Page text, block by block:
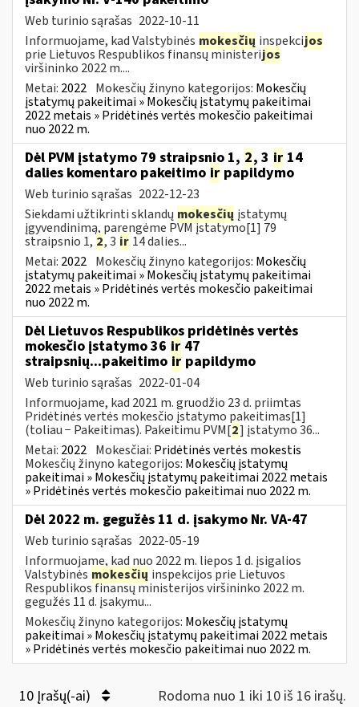
Web turinio sąrašas 2022-10-11
Informuojame, kad Valstybinės mokesčių inspekcijos
prie Lietuvos Respublikos finansų ministerijos
viršininko 2022 m....
Metai: 2022 Mokesčių žinyno kategorijos: Mokesčių
įstatymų pakeitimai » Mokesčių įstatymų pakeitimai
2022 metais » Pridėtinės vertės mokesčio pakeitimai
nuo 2022 m.
Dėl PVM įstatymo 79 straipsnio 1, 2, 3 ir 14
dalies komentaro pakeitimo ir papildymo
Web turinio sąrašas 2022-12-23
Siekdami užtikrinti sklandų mokesčių įstatymų
įgyvendinimą, parengėme PVM įstatymo[1] 79
straipsnio 1, 2, 3 ir 14 dalies...
Metai: 2022 Mokesčių žinyno kategorijos: Mokesčių
įstatymų pakeitimai » Mokesčių įstatymų pakeitimai
2022 metais » Pridėtinės vertės mokesčio pakeitimai
nuo 2022 m.
Dėl Lietuvos Respublikos pridėtinės vertės
mokesčio įstatymo 36 ir 47
straipsnių...pakeitimo ir papildymo
Web turinio sąrašas 2022-01-04
Informuojame, kad 2021 m. gruodžio 23 d. priimtas
Pridėtinės vertės mokesčio įstatymo pakeitimas[1]
(toliau − Pakeitimas). Pakeitimu PVM[2] įstatymo 36...
Metai: 2022 Mokesčiai: Pridėtinės vertės mokestis
Mokesčių žinyno kategorijos: Mokesčių įstatymų
pakeitimai » Mokesčių įstatymų pakeitimai 2022 metais
» Pridėtinės vertės mokesčio pakeitimai nuo 2022 m.
Dėl 2022 m. gegužės 11 d. įsakymo Nr. VA-47
Web turinio sąrašas 2022-05-19
Informuojame, kad nuo 2022 m. liepos 1 d. įsigalios
Valstybinės mokesčių inspekcijos prie Lietuvos
Respublikos finansų ministerijos viršininko 2022 m.
gegužės 11 d. įsakymu...
Mokesčių žinyno kategorijos: Mokesčių įstatymų
pakeitimai » Mokesčių įstatymų pakeitimai 2022 metais
» Pridėtinės vertės mokesčio pakeitimai nuo 2022 m.
10 Įrašų(-ai) Rodoma nuo 1 iki 10 iš 16 irašų.